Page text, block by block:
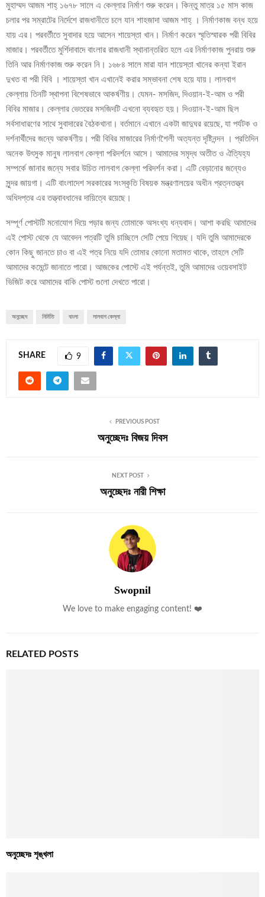
মুহাম্মদ আজম শাহ্ ১৬৭৮ সালে এ কেল্লার নির্মাণ শুরু করেন। কিন্তু মাত্র ১৫ মাস কাজ
চলার পর সম্রাটের নির্দেশে রাজধানীতে চলে যান শাহজাদা আজম শাহ্ । নির্মাণকাজ বন্ধ হয়ে
যায় এর। পরবর্তীতে সুবাদার হয়ে আসেন শায়েস্তা খান। নির্মাণ করেন স্মৃতিস্মারক পরী বিবির
মাজার। পরবর্তীতে মুর্শিদাবাদে বাংলার রাজধানী স্থানান্তরিত হলে এর নির্মাণকাজ পুনরায় শুরু
তিনি আর নির্মাণকাজ শুরু করেন নি। ১৬৮৪ সালে মারা যান শায়েস্তা খানের কন্যা ইরান
দুখত বা পরী বিবি । শায়েস্তা খান এখানেই করার সম্ভাবনা শেষ হয়ে যায়। লালবাগ
কেল্লায় তিনটি স্থাপনা বিশেষভাবে আকর্ষণীয়। যেমন- মসজিদ, দিওয়ান-ই-আম ও পরী
বিবির মাজার। কেল্লার ভেতরের মসজিদটি এখনো ব্যবহৃত হয়। দিওয়ান-ই-আম ছিল
সর্বসাধারণের সাথে সুবাদারের বৈঠকখানা। বর্তমানে এখানে একটা জাদুঘর রয়েছে, যা পর্যটক ও
দর্শনার্থীদের জন্যে আকর্ষণীয়। পরী বিবির মাজারের নির্মাণশৈলী অত্যন্ত দৃষ্টিনন্দন । প্রতিদিন
অনেক উৎসুক মানুষ লালবাগ কেল্লা পরিদর্শনে আসে। আমাদের সমৃদ্ধ অতীত ও ঐত্যিহ্য
সম্পর্কে জানার জন্যে সবার উচিত লালবাগ কেল্লা পরিদর্শন করা। এটি বেড়ানোর জন্যেও
সুন্দর জায়গা। এটি বাংলাদেশ সরকারের সংস্কৃতি বিষয়ক মন্ত্রণালয়ের অধীন প্রত্নতত্ত্ব
অধিদপ্তর এর তত্ত্বাবধানের দায়িত্বে রয়েছে।
সম্পূর্ণ পোস্টটি মনোযোগ দিয়ে পড়ার জন্য তোমাকে অসংখ্য ধন্যবাদ। আশা করছি আমাদের
এই পোস্ট থেকে যে আবেদন পত্রটি তুমি চাচ্ছিলে সেটি পেয়ে গিয়েছ। যদি তুমি আমাদেরকে
কোন কিছু জানতে চাও বা এই পত্র নিয়ে যদি তোমার কোনো মতামত থাকে, তাহলে সেটি
আমাদের কমেন্টে জানাতে পারো। আজকের পোস্টে এই পর্যন্তই, তুমি আমাদের ওয়েবসাইট
ভিজিট করে আমাদের বাকি পোস্ট গুলো দেখতে পারো।
অনুচ্ছেদ নির্মিতি বাংলা লালবাগ কেল্লা
SHARE 9
PREVIOUS POST
অনুচ্ছেদঃ বিজয় দিবস
NEXT POST
অনুচ্ছেদঃ নারী শিক্ষা
Swopnil
We love to make engaging content! ❤️
RELATED POSTS
অনুচ্ছেদঃ শৃঙ্খলা